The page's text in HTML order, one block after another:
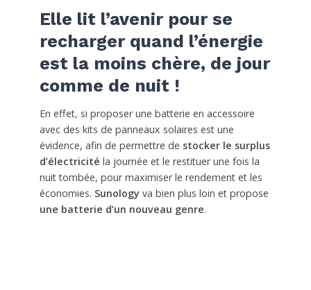
Elle lit l’avenir pour se
recharger quand l’énergie
est la moins chère, de jour
comme de nuit !
En effet, si proposer une batterie en accessoire
avec des kits de panneaux solaires est une
évidence, afin de permettre de stocker le surplus
d’électricité la journée et le restituer une fois la
nuit tombée, pour maximiser le rendement et les
économies. Sunologyva bien plus loin et propose
une batterie d’un nouveau genre.